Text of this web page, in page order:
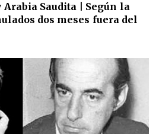
Saudita | Según la
dos meses fuera del